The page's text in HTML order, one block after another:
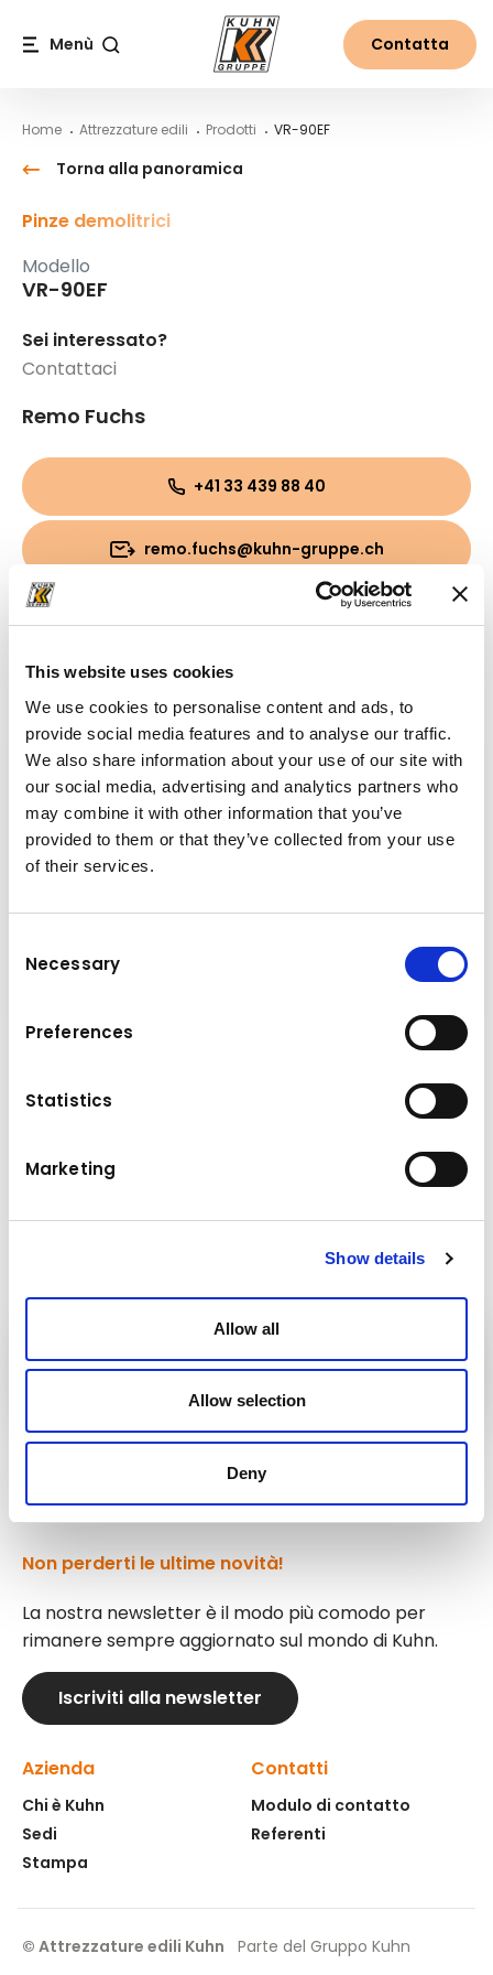
This website uses cookies
We use cookies to personalise content and ads, to
provide social media features and to analyse our traffic.
We also share information about your use of our site with
our social media, advertising and analytics partners who
may combine it with other information that you’ve
provided to them or that they’ve collected from your use
of their services.
Selection
Necessary
Preferences
Statistics
Marketing
Show details
Allow all
Allow selection
Deny
Menù Contatta
Home Attrezzature edili Prodotti VR-90EF
Dati tecnici
45 - 110 t
Torna alla panoramica
Pinze demolitrici
Modello
VR-90EF
Sei interessato?
Contattaci
Remo Fuchs
+41 33 439 88 40
remo.fuchs@kuhn-gruppe.ch
Cartella (PDF, 538.68 KB)
Attrezzature
Kuhn
Non perderti le ultime novità!
La nostra newsletter è il modo più comodo per
rimanere sempre aggiornato sul mondo di Kuhn.
Iscriviti alla newsletter
Azienda
Chi è Kuhn
Sedi
Stampa
Contatti
Modulo di contatto
Referenti
© Attrezzature edili Kuhn Parte del Gruppo Kuhn